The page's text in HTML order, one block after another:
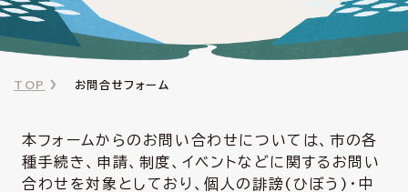
TOP お問合せフォーム
本フォームからのお問い合わせについては、市の各
種手続き、申請、制度、イベントなどに関するお問い
合わせを対象としており、個人の誹謗(ひぼう)・中